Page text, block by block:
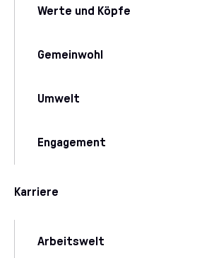
Werte und Köpfe
Gemeinwohl
Umwelt
Engagement
Karriere
Arbeitswelt